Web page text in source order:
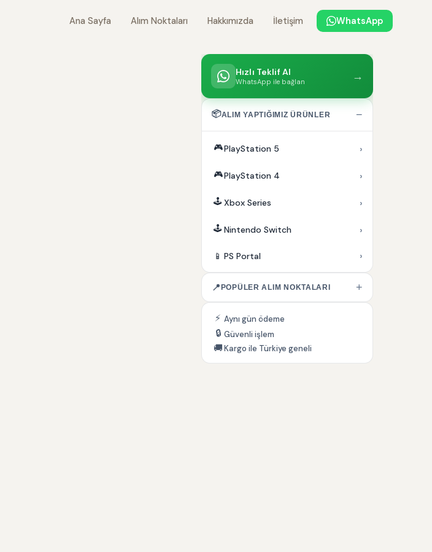
Ana Sayfa Alım Noktaları Hakkımızda İletişim WhatsApp
Hızlı Teklif Al
WhatsApp ile bağlan →
📦ALIM YAPTIĞIMIZ ÜRÜNLER −
🎮PlayStation 5 ›
🎮PlayStation 4 ›
🕹️ Xbox Series ›
🕹️ Nintendo Switch ›
📱 PS Portal ›
📍 POPÜLER ALIM NOKTALARI +
⚡ Aynı gün ödeme
🔒 Güvenli işlem
🚚Kargo ile Türkiye geneli